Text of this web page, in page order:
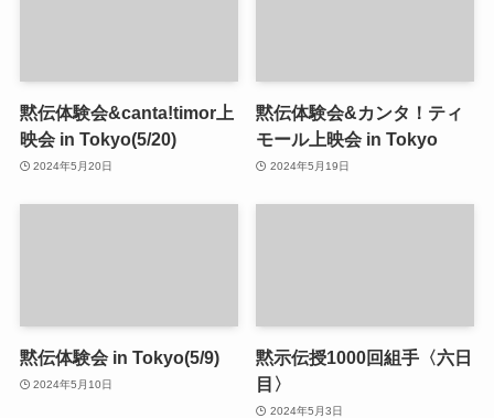
黙伝体験会&canta!timor上
映会 in Tokyo(5/20)
2024年5月20日
黙伝体験会&カンタ！ティ
モール上映会 in Tokyo
2024年5月19日
黙伝体験会 in Tokyo(5/9)
2024年5月10日
黙示伝授1000回組手〈六日
目〉
2024年5月3日